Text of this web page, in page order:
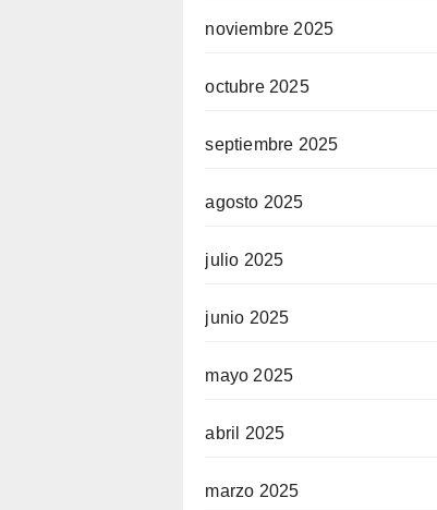
noviembre 2025
octubre 2025
septiembre 2025
agosto 2025
julio 2025
junio 2025
mayo 2025
abril 2025
marzo 2025